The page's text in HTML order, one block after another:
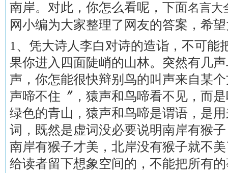
南岸。对此，你怎么看呢，下面名言大
网小编为大家整理了网友的答案，希
1、凭大诗人李白对诗的造诣，不可能
果你进入四面陡峭的山林。突然有几
声，你怎能很快辩别鸟的叫声来自某
声啼不住〞，猿声和鸟啼看不见，而
绿色的青山，猿声和鸟啼是谓语，是
词，既然是虚词没必要说明南岸有猴
南岸有猴子才美，北岸没有猴子就不
给读者留下想象空间的，不能把所有